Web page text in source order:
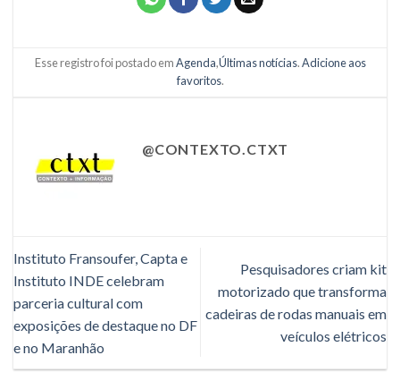
Esse registro foi postado emAgenda,Últimas notícias.Adicione aos
favoritos.
@CONTEXTO.CTXT
Instituto Fransoufer, Capta e
Instituto INDE celebram
parceria cultural com
exposições de destaque no DF
e no Maranhão
Pesquisadores criam kit
motorizado que transforma
cadeiras de rodas manuais em
veículos elétricos